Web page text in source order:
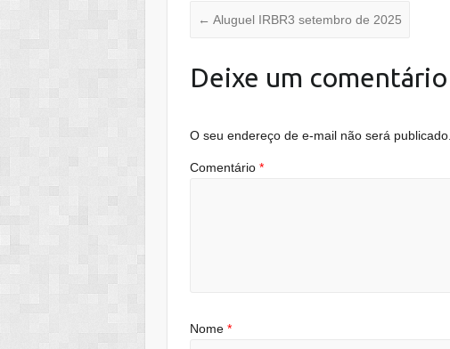
← Aluguel IRBR3 setembro de 2025
Deixe um comentário
O seu endereço de e-mail não será publicado.
Comentário *
Nome *